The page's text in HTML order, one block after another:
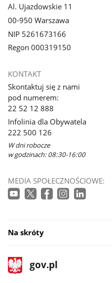
Al. Ujazdowskie 11
00-950 Warszawa
NIP 5261673166
Regon 000319150
KONTAKT
Skontaktuj się z nami
pod numerem:
22 52 12 888
Infolinia dla Obywatela
222 500 126
W dni robocze
w godzinach: 08:30-16:00
MEDIA SPOŁECZNOŚCIOWE:
Na skróty
stopka
gov.pl
Strona
gov.pl